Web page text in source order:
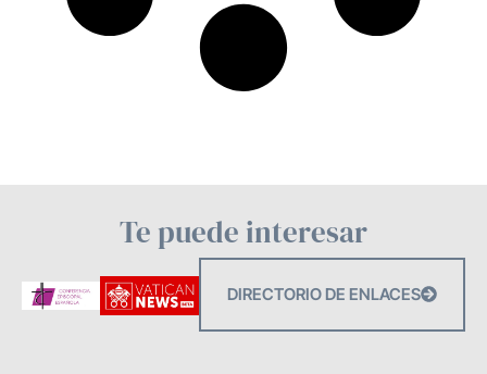
Te puede interesar
DIRECTORIO DE ENLACES